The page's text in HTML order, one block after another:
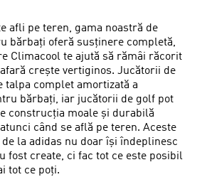
afli pe teren, gama noastră de
bărbați oferă susținere completă,
Climacool te ajută să rămâi răcorit
crește vertiginos. Jucătorii de
talpa complet amortizată a
bărbați, iar jucătorii de golf pot
construcția moale și durabilă
când se află pe teren. Aceste
la adidas nu doar își îndeplinesc
fost create, ci fac tot ce este posibil
tot ce poți.